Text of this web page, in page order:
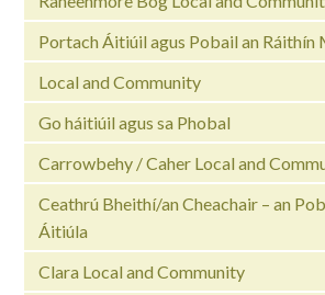
Portach Áitiúil agus Pobail an Ráithín
Local and Community
Go háitiúil agus sa Phobal
Carrowbehy / Caher Local and
Ceathrú Bheithí/an Cheachair – an
Áitiúla
Clara Local and Community